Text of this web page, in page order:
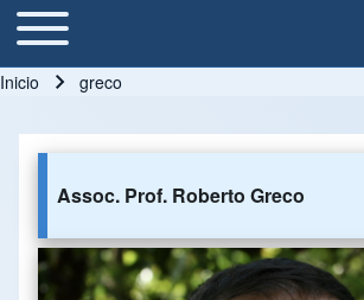
Main Menu
Toggle main menu
Inicio greco
Assoc. Prof. Roberto Greco